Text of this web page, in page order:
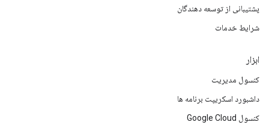
پشتیبانی از توسعه دهندگان
شرایط خدمات
ابزار
کنسول مدیریت
داشبورد اسکریپت برنامه ها
کنسول Google Cloud